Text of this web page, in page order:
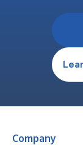
Company